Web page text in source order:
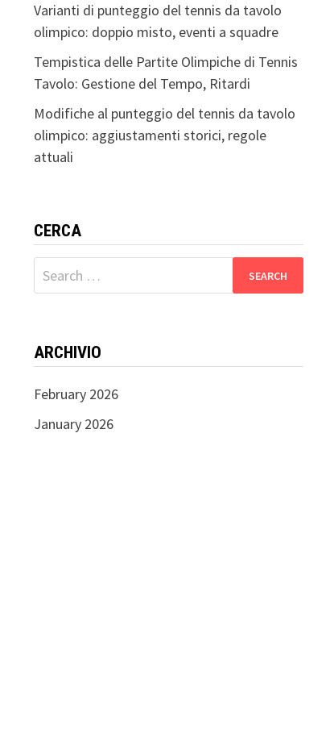
Varianti di punteggio del tennis da tavolo
olimpico: doppio misto, eventi a squadre
Tempistica delle Partite Olimpiche di Tennis
Tavolo: Gestione del Tempo, Ritardi
Modifiche al punteggio del tennis da tavolo
olimpico: aggiustamenti storici, regole
attuali
CERCA
Search
for:
ARCHIVIO
February 2026
January 2026